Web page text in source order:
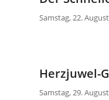
Samstag, 22.
Herzjuwel-
Samstag, 29.